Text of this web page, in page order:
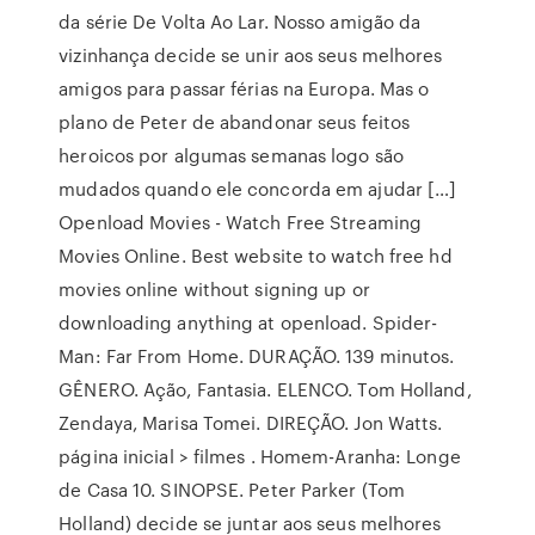
da série De Volta Ao Lar. Nosso amigão da
vizinhança decide se unir aos seus melhores
amigos para passar férias na Europa. Mas o
plano de Peter de abandonar seus feitos
heroicos por algumas semanas logo são
mudados quando ele concorda em ajudar […]
Openload Movies - Watch Free Streaming
Movies Online. Best website to watch free hd
movies online without signing up or
downloading anything at openload. Spider-
Man: Far From Home. DURAÇÃO. 139 minutos.
GÊNERO. Ação, Fantasia. ELENCO. Tom Holland,
Zendaya, Marisa Tomei. DIREÇÃO. Jon Watts.
página inicial > filmes . Homem-Aranha: Longe
de Casa 10. SINOPSE. Peter Parker (Tom
Holland) decide se juntar aos seus melhores